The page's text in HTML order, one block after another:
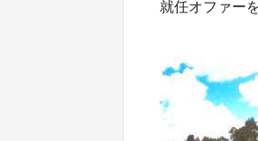
就任オファー